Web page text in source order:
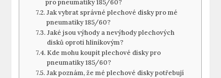
pro pneumatiky 185/60?
Jak vybrat ‌správné plechové disky pro​ mé
‍pneumatiky⁣ 185/60?
Jaké jsou výhody a nevýhody plechových
disků oproti hliníkovým?
Kde mohu koupit plechové disky pro
pneumatiky 185/60?
Jak ​poznám, že mé plechové disky potřebují